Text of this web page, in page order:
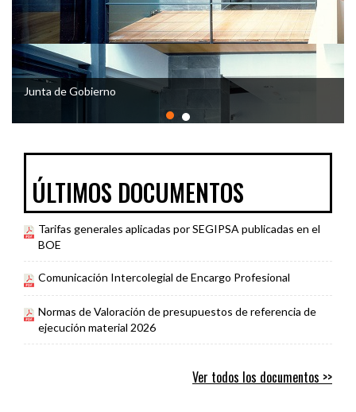
Junta de Gobierno
ÚLTIMOS DOCUMENTOS
Tarifas generales aplicadas por SEGIPSA publicadas en el
BOE
Comunicación Intercolegial de Encargo Profesional
Normas de Valoración de presupuestos de referencia de
ejecución material 2026
Ver todos los documentos